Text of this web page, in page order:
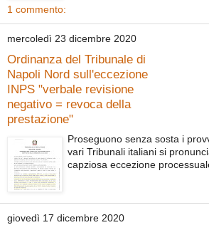
1 commento:
mercoledì 23 dicembre 2020
Ordinanza del Tribunale di
Napoli Nord sull'eccezione
INPS "verbale revisione
negativo = revoca della
prestazione"
Proseguono senza sosta i
vari Tribunali italiani si
capziosa eccezione
giovedì 17 dicembre 2020